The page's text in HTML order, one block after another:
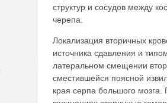
структур и сосудов между
черепа.
Локализация вторичных
источника сдавления и
латеральном смещении
сместившейся поясной
края серпа большого